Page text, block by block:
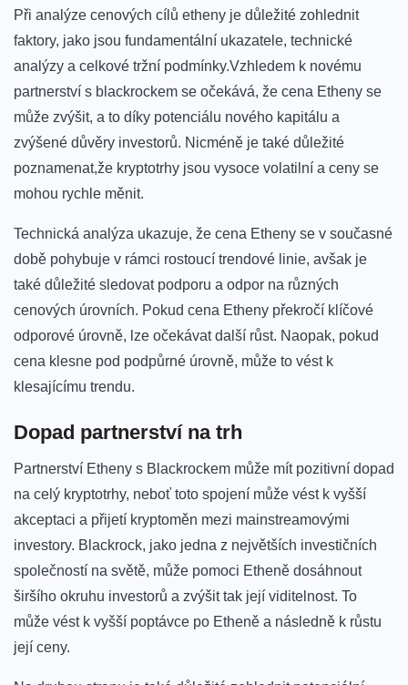
Při analýze cenových cílů etheny‌ je důležité zohlednit
faktory, jako jsou‌ fundamentální ukazatele,​ technické
analýzy a celkové⁣ tržní podmínky.Vzhledem k novému
partnerství s blackrockem se očekává, že‌ cena Etheny se
může⁣ zvýšit,​ a to díky potenciálu nového kapitálu a‌
zvýšené‌ důvěry investorů. Nicméně ‌je také důležité
poznamenat,že kryptotrhy‍ jsou vysoce volatilní a ceny se⁤
mohou⁢ rychle měnit.
Technická analýza ukazuje,⁢ že cena Etheny se v současné
době pohybuje v rámci rostoucí trendové linie, avšak je
také důležité sledovat podporu a odpor na různých
cenových úrovních. ⁣Pokud cena Etheny ​překročí klíčové
odporové úrovně,⁢ lze očekávat další růst.⁣ Naopak, pokud
cena klesne pod podpůrné⁣ úrovně,⁣ může to vést k‌
klesajícímu trendu.
Dopad partnerství na trh
Partnerství Etheny s ​Blackrockem může ⁢mít pozitivní dopad
na celý kryptotrhy, neboť⁢ toto ‍spojení​ může vést k vyšší ​
akceptaci⁣ a přijetí kryptoměn mezi mainstreamovými
investory. Blackrock, jako jedna z největších ‍investičních
společností na světě,⁢ může pomoci Etheně dosáhnout
širšího okruhu⁢ investorů a zvýšit tak její viditelnost. To
může vést k vyšší poptávce po Etheně⁣ a následně k růstu
její ceny.